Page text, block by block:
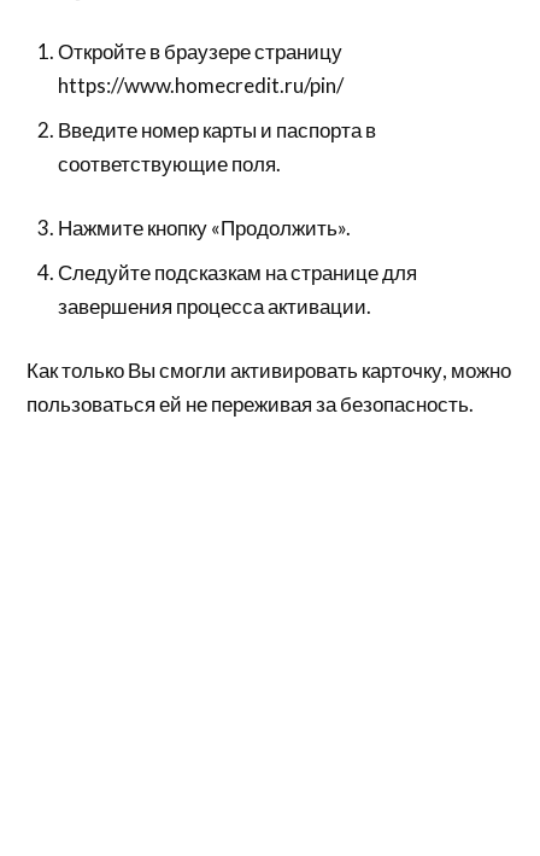
Откройте в браузере страницу
https://www.homecredit.ru/pin/
Введите номер карты и паспорта в
соответствующие поля.
Нажмите кнопку «Продолжить».
Следуйте подсказкам на странице для
завершения процесса активации.
Как только Вы смогли активировать карточку, можно
пользоваться ей не переживая за безопасность.